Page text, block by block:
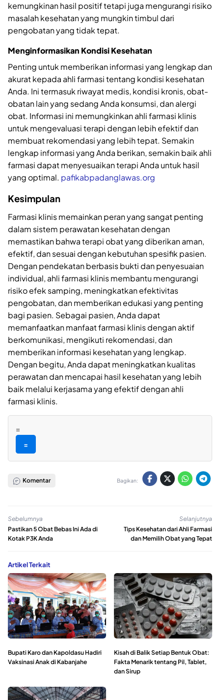
kemungkinan hasil positif tetapi juga mengurangi risiko
masalah kesehatan yang mungkin timbul dari
pengobatan yang tidak tepat.
Menginformasikan Kondisi Kesehatan
Penting untuk memberikan informasi yang lengkap dan
akurat kepada ahli farmasi tentang kondisi kesehatan
Anda. Ini termasuk riwayat medis, kondisi kronis, obat-
obatan lain yang sedang Anda konsumsi, dan alergi
obat. Informasi ini memungkinkan ahli farmasi klinis
untuk mengevaluasi terapi dengan lebih efektif dan
membuat rekomendasi yang lebih tepat. Semakin
lengkap informasi yang Anda berikan, semakin baik ahli
farmasi dapat menyesuaikan terapi Anda untuk hasil
yang optimal. pafikabpadanglawas.org
Kesimpulan
Farmasi klinis memainkan peran yang sangat penting
dalam sistem perawatan kesehatan dengan
memastikan bahwa terapi obat yang diberikan aman,
efektif, dan sesuai dengan kebutuhan spesifik pasien.
Dengan pendekatan berbasis bukti dan penyesuaian
individual, ahli farmasi klinis membantu mengurangi
risiko efek samping, meningkatkan efektivitas
pengobatan, dan memberikan edukasi yang penting
bagi pasien. Sebagai pasien, Anda dapat
memanfaatkan manfaat farmasi klinis dengan aktif
berkomunikasi, mengikuti rekomendasi, dan
memberikan informasi kesehatan yang lengkap.
Dengan begitu, Anda dapat meningkatkan kualitas
perawatan dan mencapai hasil kesehatan yang lebih
baik melalui kerjasama yang efektif dengan ahli
farmasi klinis.
=
=
Komentar Bagikan:
Sebelumnya
Pastikan 5 Obat Bebas Ini Ada di
Kotak P3K Anda
Selanjutnya
Tips Kesehatan dari Ahli Farmasi
dan Memilih Obat yang Tepat
Artikel Terkait
Bupati Karo dan Kapoldasu Hadiri
Vaksinasi Anak di Kabanjahe
Kisah di Balik Setiap Bentuk Obat:
Fakta Menarik tentang Pil, Tablet,
dan Sirup